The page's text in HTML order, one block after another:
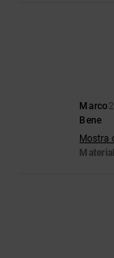
Marco
Bene
Mostra